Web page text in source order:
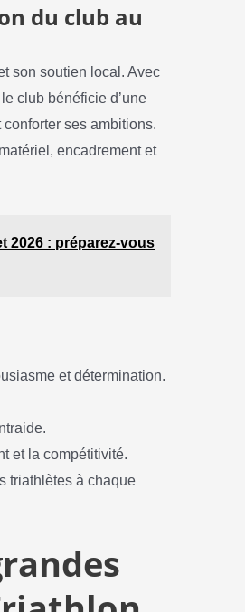
du club au
son soutien local. Avec
club bénéficie d’une
ses ambitions.
encadrement et
2026 : préparez-vous
et détermination.
et la compétitivité.
triathlètes à chaque